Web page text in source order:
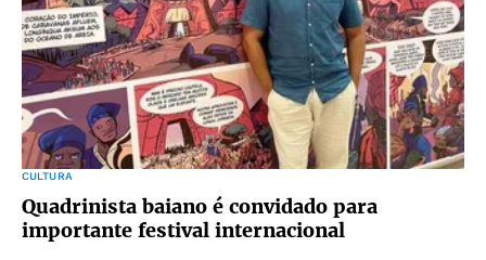
CULTURA
Quadrinista baiano é convidado para
importante festival internacional